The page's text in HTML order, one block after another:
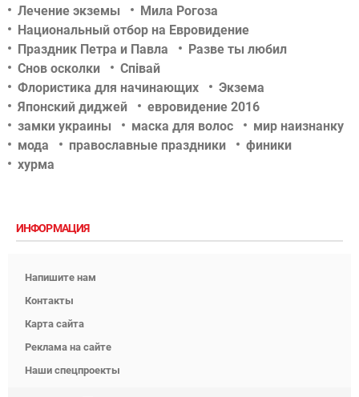
Лечение экземы
Мила Рогоза
Национальный отбор на Евровидение
Праздник Петра и Павла
Разве ты любил
Снов осколки
Співай
Флористика для начинающих
Экзема
Японский диджей
евровидение 2016
замки украины
маска для волос
мир наизнанку
мода
православные праздники
финики
хурма
ИНФОРМАЦИЯ
Напишите нам
Контакты
Карта сайта
Реклама на сайте
Наши спецпроекты